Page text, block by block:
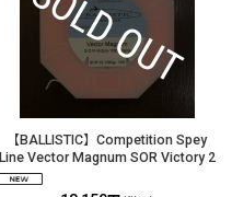
【BALLISTIC】Competition Spey
Line Vector Magnum SOR Victory 2